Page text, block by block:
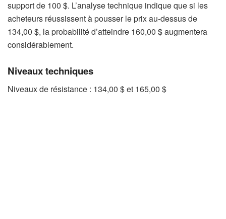
support de 100 $. L’analyse technique indique que si les
acheteurs réussissent à pousser le prix au-dessus de
134,00 $, la probabilité d’atteindre 160,00 $ augmentera
considérablement.
Niveaux techniques
Niveaux de résistance : 134,00 $ et 165,00 $